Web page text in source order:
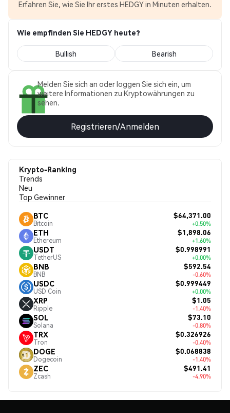
Erfahren Sie, wie Sie Ihr erstes HEDGY in Minuten erhalten.
Wie empfinden Sie HEDGY heute?
Bullish Bearish
Melden Sie sich an oder loggen Sie sich ein, um
weitere Informationen zu Kryptowährungen zu
sehen.
Registrieren/Anmelden
Krypto-Ranking
Trends
Neu
Top Gewinner
BTC
Bitcoin
$64,371.00
+0.50%
ETH
Ethereum
$1,898.06
+1.60%
USDT
TetherUS
$0.998991
+0.00%
BNB
BNB
$592.54
-0.60%
USDC
USD Coin
$0.999449
+0.00%
XRP
Ripple
$1.05
-1.40%
SOL
Solana
$73.10
-0.80%
TRX
Tron
$0.326926
-0.40%
DOGE
Dogecoin
$0.068838
-1.40%
ZEC
Zcash
$491.41
-4.90%